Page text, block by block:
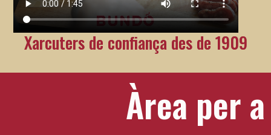
Xarcuters de confiança des de 1909
Àrea per a